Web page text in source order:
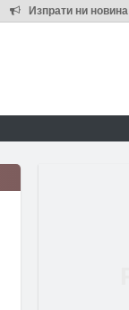
Изпрати ни новина